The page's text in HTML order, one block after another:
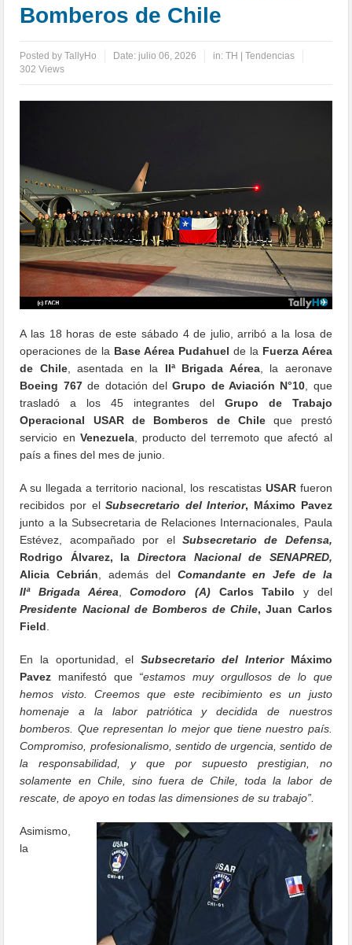
Bomberos de Chile
Posted byTallyHo Date: julio 06, 2026 in:TH | Tendencias
302 Views
A las 18 horas de este sábado 4 de julio, arribó a la losa de
operaciones de la Base Aérea Pudahuel de la Fuerza Aérea
de Chile, asentada en la IIª Brigada Aérea, la aeronave
Boeing 767de dotación delGrupo de Aviación N°10 , que
trasladó a los 45 integrantes del Grupo de Trabajo
Operacional USAR de Bomberos de Chileque prestó
servicio en Venezuela, producto del terremoto que afectó al
país a fines del mes de junio.
A su llegada a territorio nacional, los rescatistas USARfueron
recibidos por elSubsecretario del Interior, Máximo Pavez
junto a la Subsecretaria de Relaciones Internacionales, Paula
Estévez, acompañado por el Subsecretario de Defensa,
Rodrigo Álvarez, la Directora Nacional de SENAPRED,
Alicia Cebrián , además delComandante en Jefe de la
IIª Brigada Aérea ,Comodoro (A) Carlos Tabilo y del
Presidente Nacional de Bomberos de Chile, Juan Carlos
Field
En la oportunidad, el Subsecretario del InteriorMáximo
Pavez manifestó que “estamos muy orgullosos de lo que
hemos visto. Creemos que este recibimiento es un justo
homenaje a la labor patriótica y decidida de nuestros
bomberos. Que representan lo mejor que tiene nuestro país.
Compromiso, profesionalismo, sentido de urgencia, sentido de
la responsabilidad, y que por supuesto prestigian, no
solamente en Chile, sino fuera de Chile, toda la labor de
rescate, de apoyo en todas las dimensiones de su trabajo”.
Asimismo,
la